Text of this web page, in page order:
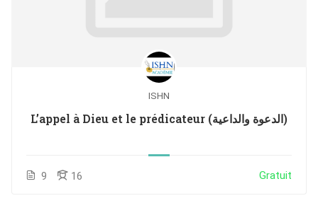
ISHN
L’appel à Dieu et le prédicateur (الدعوة والداعية)
9 16 Gratuit